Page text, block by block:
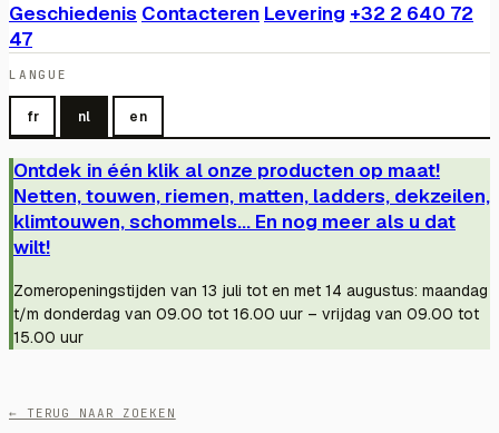
Geschiedenis Contacteren Levering +32 2 640 72
47
LANGUE
fr nl en
Ontdek in één klik al onze producten op maat!
Netten, touwen, riemen, matten, ladders, dekzeilen,
klimtouwen, schommels... En nog meer als u dat
wilt!
Zomeropeningstijden van 13 juli tot en met 14 augustus: maandag
t/m donderdag van 09.00 tot 16.00 uur – vrijdag van 09.00 tot
15.00 uur
← TERUG NAAR ZOEKEN